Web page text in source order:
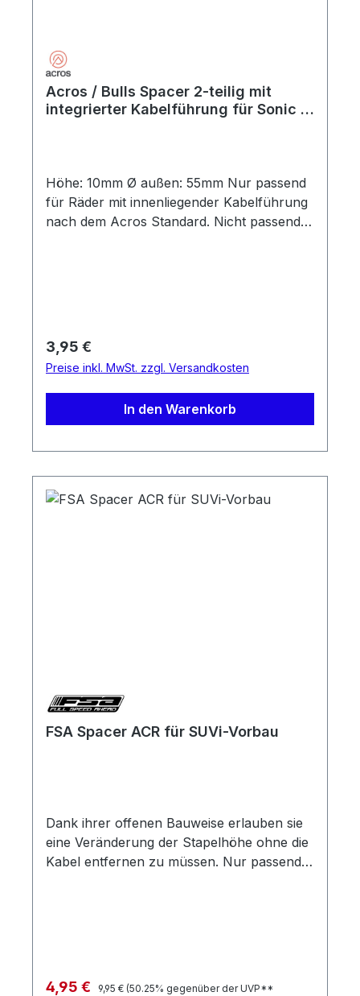
Acros / Bulls Spacer 2-teilig mit
integrierter Kabelführung für Sonic /
Höhe: 10mm Ø außen: 55mm Nur passend
für Räder mit innenliegender Kabelführung
nach dem Acros Standard. Nicht passend
Regulärer Preis:
3,95 €
Preise inkl. MwSt. zzgl. Versandkosten
In den Warenkorb
FSA Spacer ACR für SUVi-Vorbau
Dank ihrer offenen Bauweise erlauben sie
eine Veränderung der Stapelhöhe ohne die
Kabel entfernen zu müssen. Nur passend
Verkaufspreis:
4,95 € Regulärer Preis:
9,95 € (50.25% gegenüber der UVP**